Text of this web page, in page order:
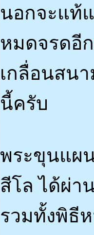
นอกจะแท้
หมดจรดอี
เกลื่อนสน
นี้ครับ
พระขุนแผ
สีโล ได้ผ่า
รวมทั้งพิธี